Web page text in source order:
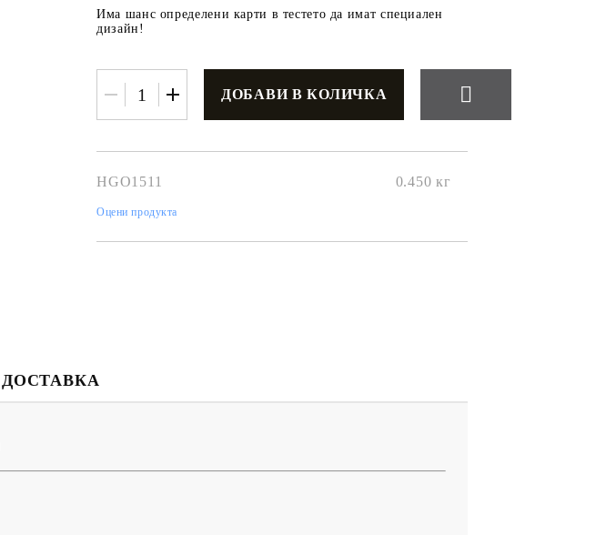
BGN RON
Има шанс определени карти в тестето да имат специален
дизайн!
HGO1511 0.450 кг
Оцени продукта
ДОСТАВКА